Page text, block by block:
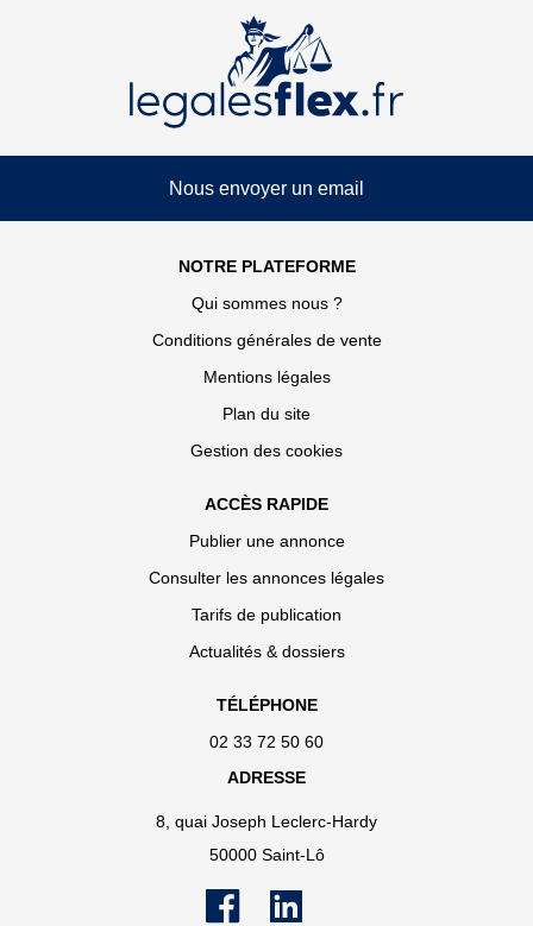
Nous envoyer un email
NOTRE PLATEFORME
Qui sommes nous ?
Conditions générales de vente
Mentions légales
Plan du site
Gestion des cookies
ACCÈS RAPIDE
Publier une annonce
Consulter les annonces légales
Tarifs de publication
Actualités & dossiers
TÉLÉPHONE
02 33 72 50 60
ADRESSE
8, quai Joseph Leclerc-Hardy
50000 Saint-Lô